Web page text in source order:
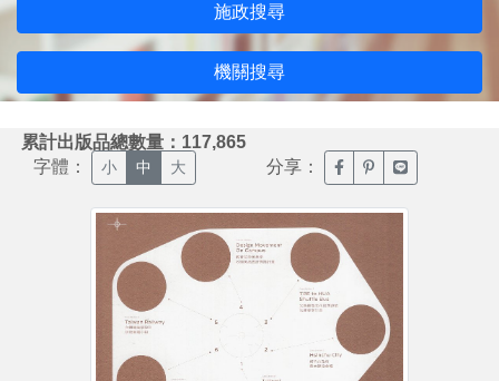
施政搜尋
機關搜尋
累計出版品總數量：117,865
字體： 小 中 大 分享： 臉書分享(另開新視窗)
噗浪分享(另開新
Line分享(另